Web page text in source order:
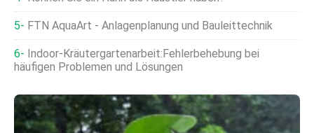
FTN AquaArt - Anlagenplanung und Bauleittechnik
Indoor-Kräutergartenarbeit:Fehlerbehebung bei
häufigen Problemen und Lösungen